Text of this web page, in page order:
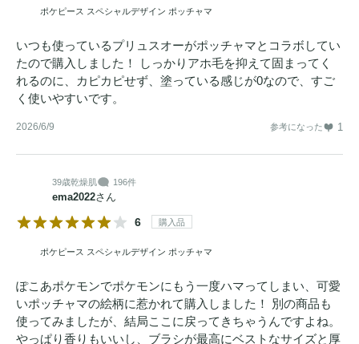
ポケピース スペシャルデザイン ポッチャマ
いつも使っているプリュスオーがポッチャマとコラボしてい
たので購入しました！ しっかりアホ毛を抑えて固まってく
れるのに、カピカピせず、塗っている感じが0なので、すご
く使いやすいです。
2026/6/9 参考になった 1
39歳乾燥肌 196件
ema2022さん
6 購入品
ポケピース スペシャルデザイン ポッチャマ
ぽこあポケモンでポケモンにもう一度ハマってしまい、可愛
いポッチャマの絵柄に惹かれて購入しました！ 別の商品も
使ってみましたが、結局ここに戻ってきちゃうんですよね。
やっぱり香りもいいし、ブラシが最高にベストなサイズと厚